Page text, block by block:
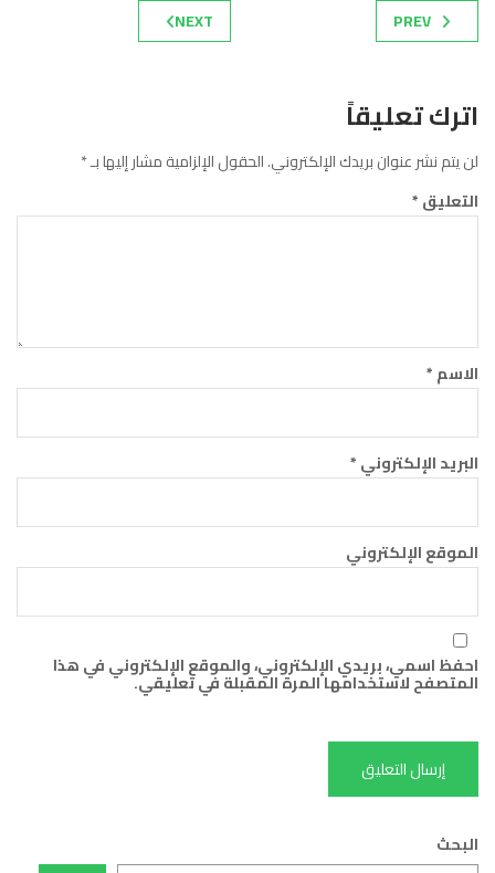
PREV
NEXT
اترك تعليقاً
لن يتم نشر عنوان بريدك الإلكتروني.الحقول الإلزامية مشار إليها بـ*
التعليق*
الاسم*
البريد الإلكتروني*
الموقع الإلكتروني
احفظ اسمي، بريدي الإلكتروني، والموقع الإلكتروني في هذا
المتصفح لاستخدامها المرة المقبلة في تعليقي.
البحث